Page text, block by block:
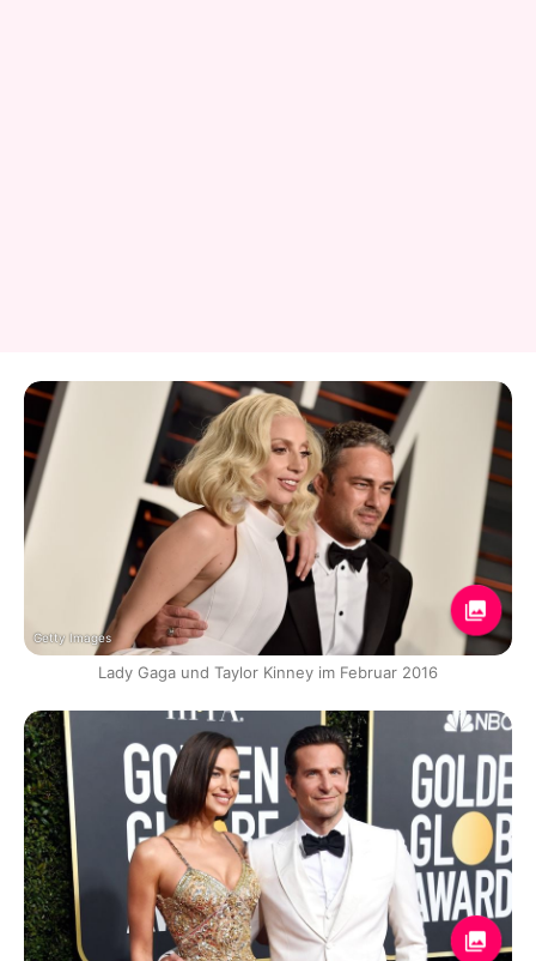
Getty Images
Lady Gaga und Taylor Kinney im Februar 2016